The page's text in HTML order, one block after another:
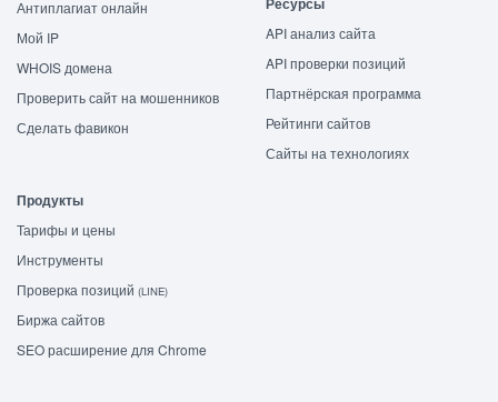
Антиплагиат онлайн
Мой IP
WHOIS домена
Проверить сайт на мошенников
Сделать фавикон
API анализ сайта
API проверки позиций
Партнёрская программа
Рейтинги сайтов
Сайты на технологиях
Продукты
Тарифы и цены
Инструменты
Проверка позиций (LINE)
Биржа сайтов
SEO расширение для Chrome